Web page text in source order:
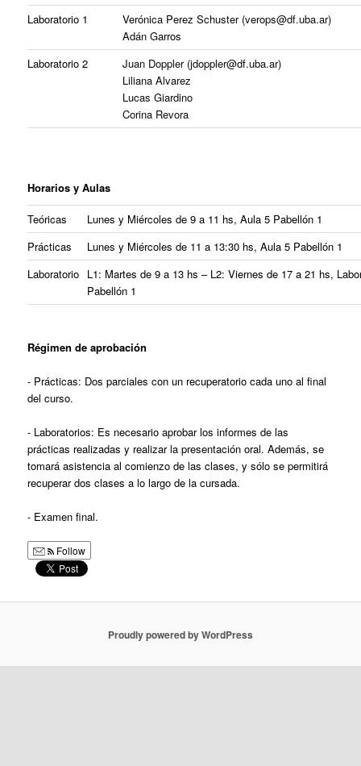
Laboratorio 1
Verónica Perez Schuster (verops@df.uba.ar)
Adán Garros
Laboratorio 2
Juan Doppler (jdoppler@df.uba.ar)
Liliana Alvarez
Lucas Giardino
Corina Revora
Horarios y Aulas
Teóricas
Lunes y Miércoles de 9 a 11 hs, Aula 5 Pabellón 1
Prácticas
Lunes y Miércoles de 11 a 13:30 hs, Aula 5 Pabellón 1
Laboratorio L1: Martes de 9 a 13 hs – L2: Viernes de 17 a 21 hs,
Pabellón 1
Régimen de aprobación
- Prácticas: Dos parciales con un recuperatorio cada uno al final
del curso.
- Laboratorios: Es necesario aprobar los informes de las
prácticas realizadas y realizar la presentación oral. Además, se
tomará asistencia al comienzo de las clases, y sólo se permitirá
recuperar dos clases a lo largo de la cursada.
- Examen final.
Follow
Proudly powered by WordPress